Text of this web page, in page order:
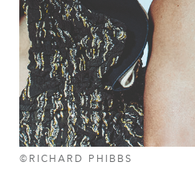
©RICHARD PHIBBS